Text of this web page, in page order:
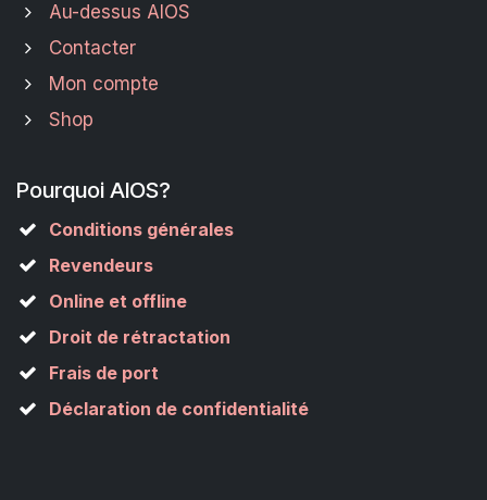
Au-dessus AIOS
Contacter
Mon compte
Shop
Pourquoi AIOS?
Conditions générales
Revendeurs
Online et offline
Droit de rétractation
Frais de port
Déclaration de confidentialité